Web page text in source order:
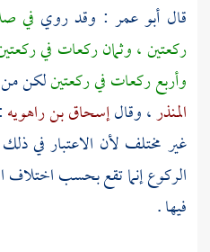
قال أبو عمر : وقد روي في
ركعتين ، وثمان ركعات في
وأربع ركعات في ركعتينلكن
المنذر، وقالإسحاق بن راهويه
غير مختلف لأن الاعتبار في
الركوع إنما تقع بحسب
فيها .